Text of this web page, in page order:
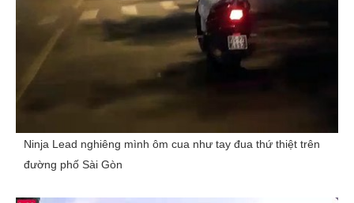
Ninja Lead nghiêng mình ôm cua như tay đua thứ thiệt trên
đường phố Sài Gòn